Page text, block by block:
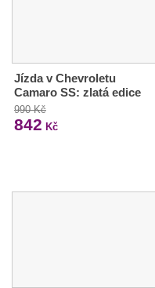
Jízda v Chevroletu
Camaro SS: zlatá edice
990 Kč
842 Kč